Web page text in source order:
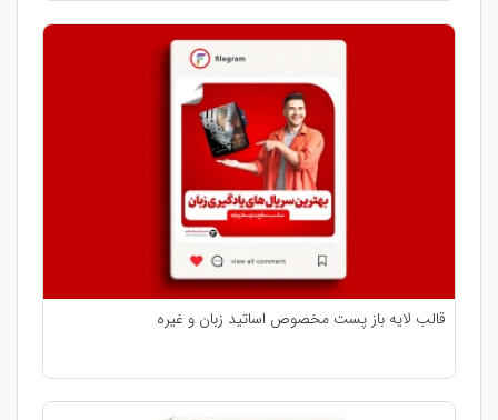
قالب لایه باز پست مخصوص اساتید زبان و غیره